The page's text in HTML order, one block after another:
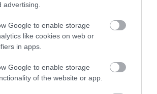
advertising.
Google to enable storage
like cookies on web or
in apps.
Google to enable storage
of the website or app.